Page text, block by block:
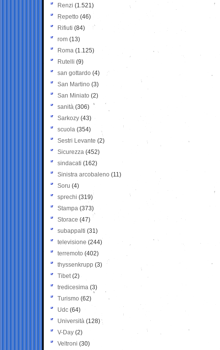
Renzi (1.521)
Repetto (46)
Rifiuti (84)
rom (13)
Roma (1.125)
Rutelli (9)
san gottardo (4)
San Martino (3)
San Miniato (2)
sanità (306)
Sarkozy (43)
scuola (354)
Sestri Levante (2)
Sicurezza (452)
sindacati (162)
Sinistra arcobaleno (11)
Soru (4)
sprechi (319)
Stampa (373)
Storace (47)
subappalti (31)
televisione(244)
terremoto (402)
thyssenkrupp (3)
Tibet(2)
tredicesima (3)
Turismo (62)
Udc (64)
Università (128)
V-Day (2)
Veltroni (30)